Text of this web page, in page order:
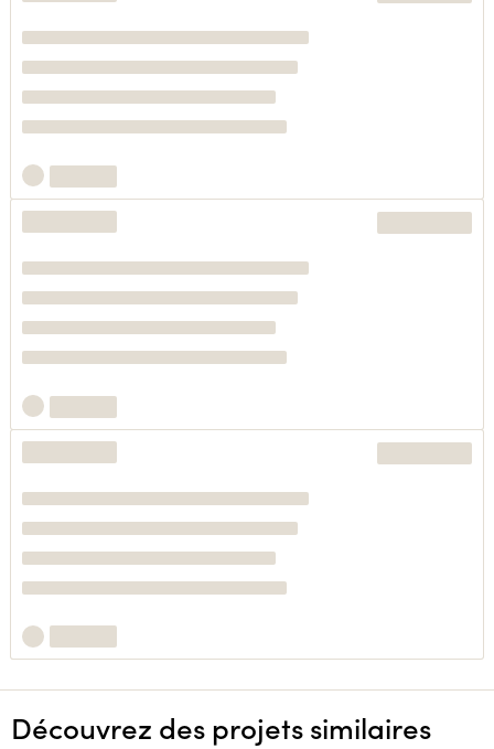
Découvrez des projets similaires